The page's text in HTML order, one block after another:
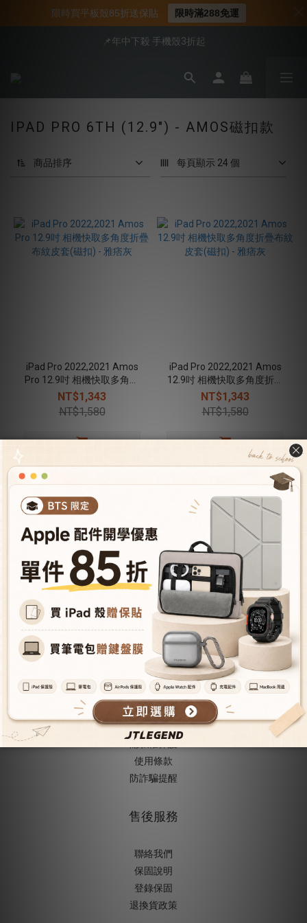
📍新客首購現折$50｜加入會員立即領取
📍新客首購現折$50｜加入會員立即領取
📌年中下殺 手機殼3折起
會員享全館95折優惠
IPAD PRO 6TH (12.9") - AMOS磁扣款
商品排序 每頁顯示 24 個
iPad Pro 2022,2021 Amos
Pro 12.9吋 相機快取多角度
折疊布紋皮套(磁扣) - 雅痞灰
NT$1,343
NT$1,580
iPad Pro 2022,2021 Amos
12.9吋 相機快取多角度折疊
布紋皮套(磁扣) - 雅痞灰
NT$1,343
NT$1,580
關於JTLEGEND
成為VIP會員
型號導覽
會員推薦機制
成為經銷商
授權經銷據點
人才招募
購物與配送
購物須知
隱私權保護
使用條款
防詐騙提醒
售後服務
聯絡我們
保固說明
登錄保固
退換貨政策
限時買平板殼85折送保貼 限時滿288免運